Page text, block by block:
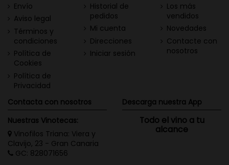
Envío
Aviso legal
Términos y
condiciones
Política de
Cookies
Política de
Privacidad
Historial de
pedidos
Mi cuenta
Direcciones
Iniciar sesión
Los más
vendidos
Novedades
Contacte con
nosotros
Contacta con nosotros
Nuestras Vinotecas:
Vinofilos Triana: Viera y
Clavijo, 23 - Gran Canaria
GC: 828071656
Descarga nuestra App
Todo el vino a tu
alcance